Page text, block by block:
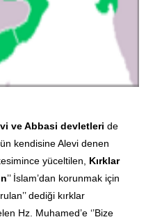
ve Abbasi devletleri de
kendisine Alevi denen
yüceltilen, Kırklar
’’ İslam’dan korunmak için
dediği kırklar
Hz. Muhamed’e ‘’Bize